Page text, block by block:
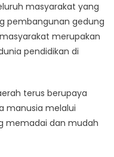
masyarakat yang
pembangunan gedung
merupakan
pendidikan di
terus berupaya
manusia melalui
memadai dan mudah